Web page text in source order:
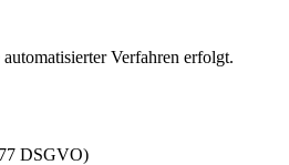
Verfahren erfolgt.
DSGVO)